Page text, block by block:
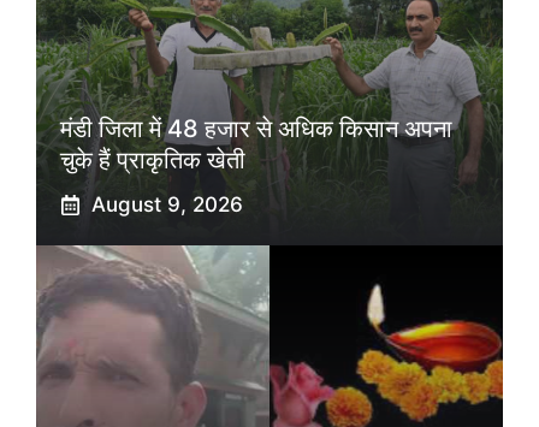
मंडी जिला में 48 हजार से अधिक किसान अपना
चुके हैं प्राकृतिक खेती
August 9, 2026